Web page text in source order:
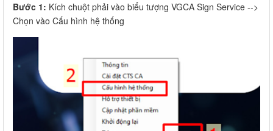
Bước 1: Kích chuột phải vào biểu tượng VGCA Sign Service -->
Chọn vào Cấu hình hệ thống